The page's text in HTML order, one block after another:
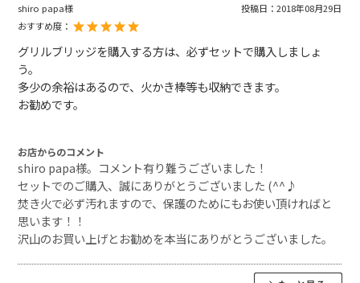
shiro papa様 投稿日：2018年08月29日
おすすめ度：
グリルブリッジを購入する方は、必ずセットで購入しましょ
う。
多少の余裕はあるので、火かき棒等も収納できます。
お勧めです。
お店からのコメント
shiro papa様。コメント有り難うございました！
セットでのご購入、誠にありがとうございました (^^♪
焚き火で必ず汚れますので、保護のためにもお使い頂ければと
思います！！
沢山のお買い上げとお勧めを本当にありがとうございました。